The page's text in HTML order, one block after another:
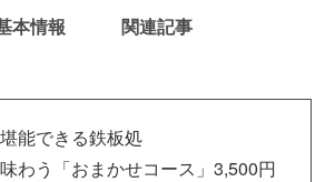
本情報 関連記事
能できる鉄板処
わう「おまかせコース」3,500円